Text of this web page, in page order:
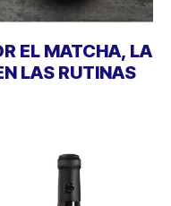
EL MATCHA, LA
LAS RUTINAS